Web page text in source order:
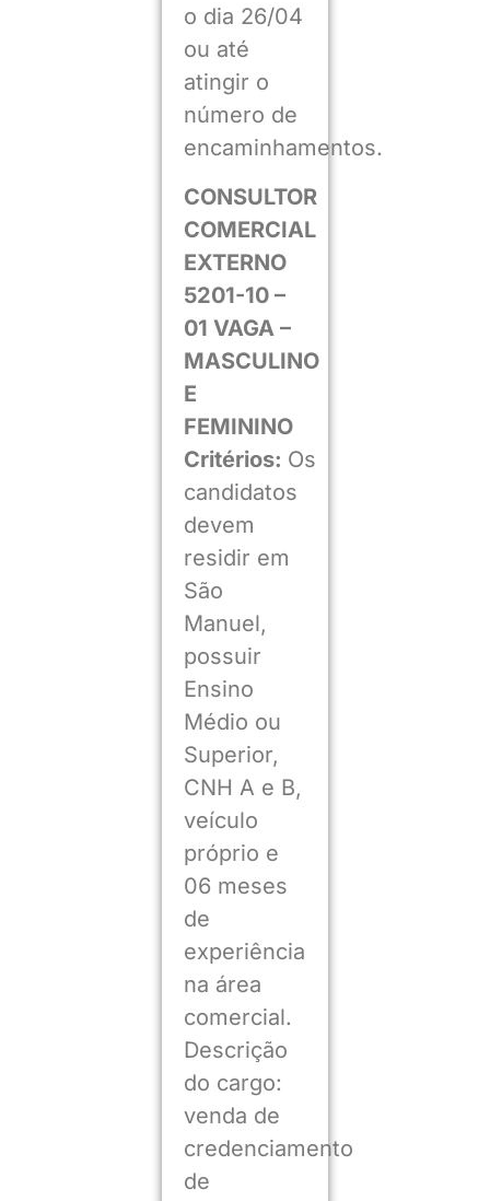
o dia 26/04
ou até
atingir o
número de
encaminhamentos.
CONSULTOR
COMERCIAL
EXTERNO
5201-10 –
01 VAGA –
MASCULINO
E
FEMININO
Critérios: Os
candidatos
devem
residir em
São
Manuel,
possuir
Ensino
Médio ou
Superior,
CNH A e B,
veículo
próprio e
06 meses
de
experiência
na área
comercial.
Descrição
do cargo:
venda de
credenciamento
de